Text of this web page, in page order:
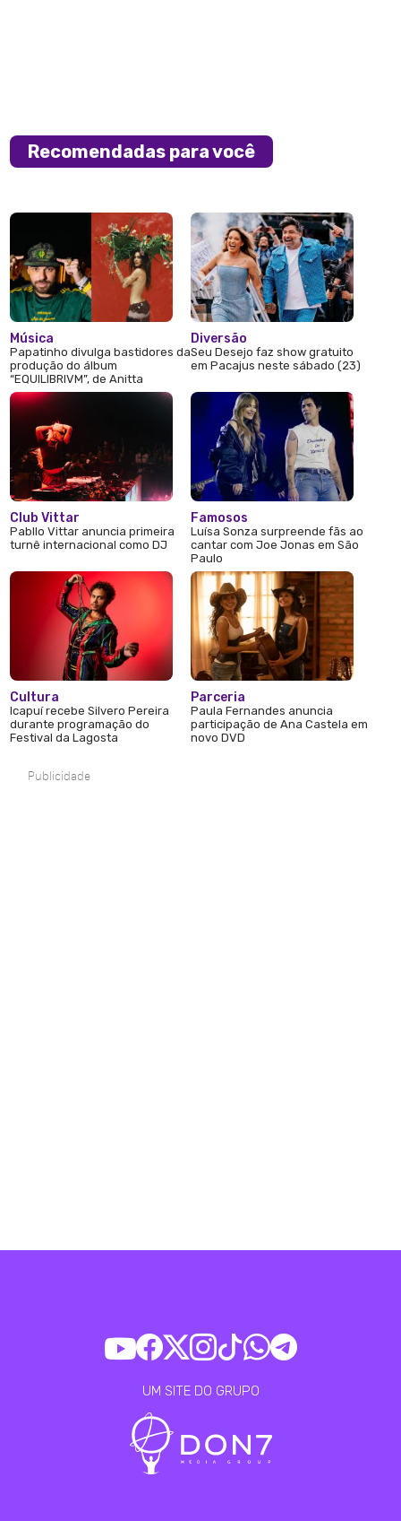
Recomendadas para você
Música
Papatinho divulga bastidores da
produção do álbum
“EQUILIBRIVM”, de Anitta
Club Vittar
Pabllo Vittar anuncia primeira
turnê internacional como DJ
Cultura
Icapuí recebe Silvero Pereira
durante programação do
Festival da Lagosta
Diversão
Seu Desejo faz show gratuito
em Pacajus neste sábado (23)
Famosos
Luísa Sonza surpreende fãs ao
cantar com Joe Jonas em São
Paulo
Parceria
Paula Fernandes anuncia
participação de Ana Castela em
novo DVD
Publicidade
UM SITE DO GRUPO